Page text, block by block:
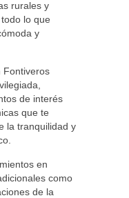
rurales y
lo que
y
Fontiveros
de interés
que te
la tranquilidad y
en
como
de la